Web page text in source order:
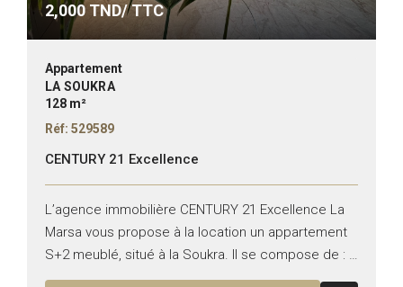
2,000 TND/ TTC
Appartement
LA SOUKRA
128 m²
Réf: 529589
CENTURY 21 Excellence
L’agence immobilière CENTURY 21 Excellence La
Marsa vous propose à la location un appartement
S+2 meublé, situé à la Soukra. Il se compose de : –
Un salon avec terrasse – Une...